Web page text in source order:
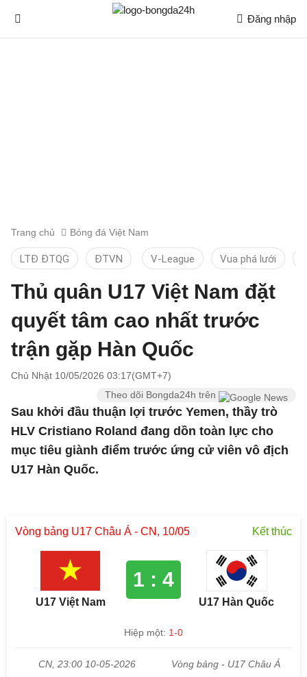
Đăng nhập
Trang chủ Bóng đá Việt Nam
LTĐ ĐTQG ĐTVN V-League Vua phá lưới
Thủ quân U17 Việt Nam đặt
quyết tâm cao nhất trước
trận gặp Hàn Quốc
Chủ Nhật 10/05/2026 03:17(GMT+7)
Theo dõi Bongda24h trên
Sau khởi đầu thuận lợi trước Yemen, thầy trò
HLV Cristiano Roland đang dồn toàn lực cho
mục tiêu giành điểm trước ứng cử viên vô địch
U17 Hàn Quốc.